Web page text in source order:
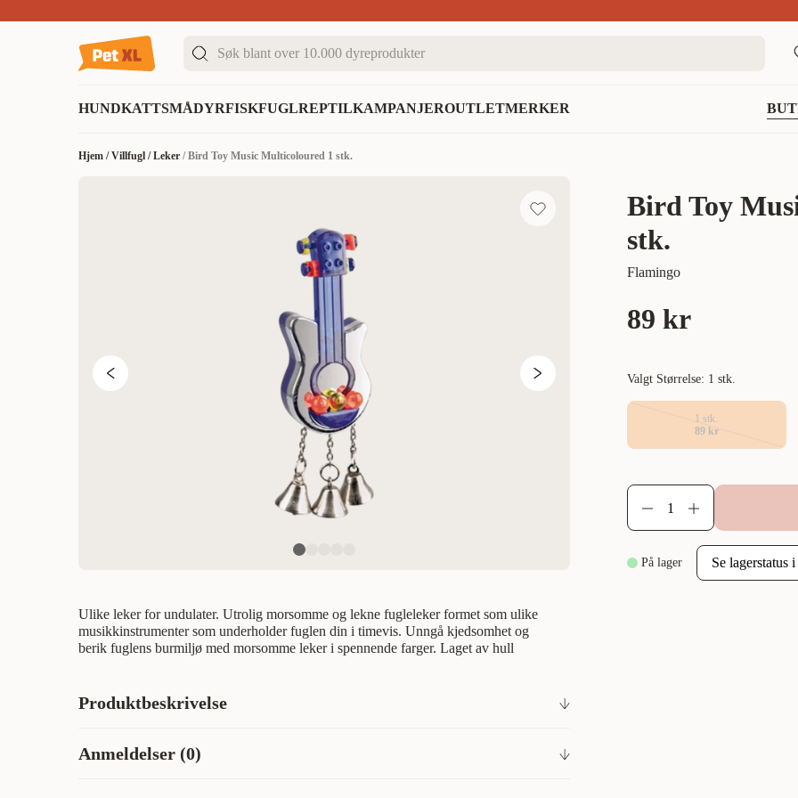
HUNDKATTSMÅDYRFISKFUGLREPTILKAMPANJEROUTLETMERKER
Hjem /Villfugl /Leker /Bird Toy Music Multicoloured 1 stk.
Ulike leker for undulater. Utrolig morsomme og lekne fugleleker formet som ulike
musikkinstrumenter som underholder fuglen din i timevis. Unngå kjedsomhet og
berik fuglens burmiljø med morsomme leker i spennende farger. Laget av hull
Produktbeskrivelse
ulike instrumenter. Lydleker er perfekte for kjæledyrfugler som parakitter, som ofte
Anmeldelser (0)
Bird Toy
stk.
Flamingo
89 kr
Valgt Størrelse: 1 stk.
1 stk.
89 kr
På lager